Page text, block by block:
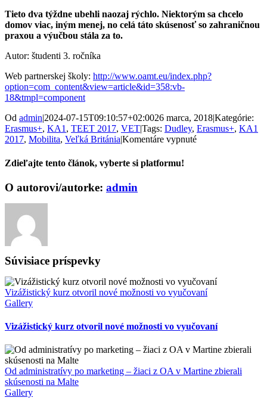
Tieto dva týždne ubehli naozaj rýchlo. Niektorým sa chcelo
domov viac, iným menej, no celá táto skúsenosť so zahraničnou
praxou a výučbou stála za to.
Autor: študenti 3. ročníka
Web partnerskej školy: http://www.oamt.eu/index.php?
option=com_content&view=article&id=358:vb-
18&tmpl=component
Od admin|2024-07-15T09:10:57+02:0026 marca, 2018|Kategórie:
Erasmus+, KA1 , TEET 2017, VET|Tags: Dudley, Erasmus+, KA1
2017, Mobilita, Veľká Británia|Komentáre vypnuténa
Dudley
college,
VB
Zdieľajte tento článok, vyberte si platformu!
Facebook
X
O autorovi/autorke: admin
Súvisiace príspevky
Vizážistický kurz otvoril nové možnosti vo vyučovaní
Gallery
Vizážistický kurz otvoril nové možnosti vo vyučovaní
Od administratívy po marketing – žiaci z OA v Martine zbierali
skúsenosti na Malte
Gallery